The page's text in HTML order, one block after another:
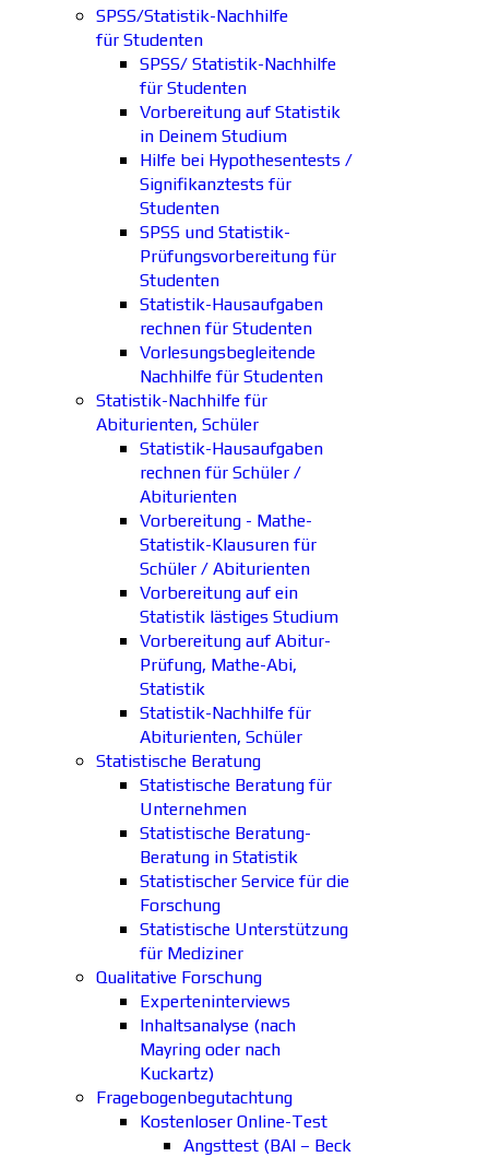
SPSS/Statistik-Nachhilfe
für Studenten
SPSS/ Statistik-Nachhilfe
für Studenten
Vorbereitung auf Statistik
in Deinem Studium
Hilfe bei Hypothesentests /
Signifikanztests für
Studenten
SPSS und Statistik-
Prüfungsvorbereitung für
Studenten
Statistik-Hausaufgaben
rechnen für Studenten
Vorlesungsbegleitende
Nachhilfe für Studenten
Statistik-Nachhilfe für
Abiturienten, Schüler
Statistik-Hausaufgaben
rechnen für Schüler /
Abiturienten
Vorbereitung - Mathe-
Statistik-Klausuren für
Schüler / Abiturienten
Vorbereitung auf ein
Statistik lästiges Studium
Vorbereitung auf Abitur-
Prüfung, Mathe-Abi,
Statistik
Statistik-Nachhilfe für
Abiturienten, Schüler
Statistische Beratung
Statistische Beratung für
Unternehmen
Statistische Beratung-
Beratung in Statistik
Statistischer Service für die
Forschung
Statistische Unterstützung
für Mediziner
Qualitative Forschung
Experteninterviews
Inhaltsanalyse (nach
Mayring oder nach
Kuckartz)
Fragebogenbegutachtung
Kostenloser Online-Test
Angsttest (BAI – Beck